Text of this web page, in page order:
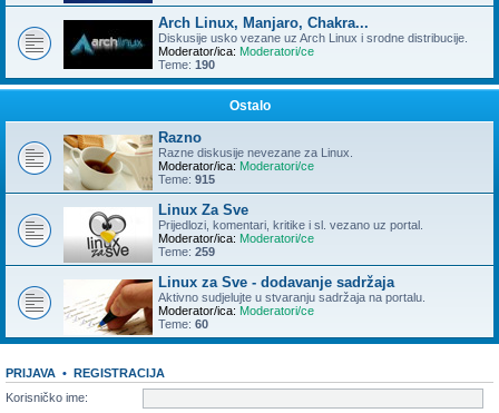
Arch Linux, Manjaro, Chakra...
Diskusije usko vezane uz Arch Linux i srodne distribucije.
Moderator/ica: Moderatori/ce
Teme: 190
Ostalo
Razno
Razne diskusije nevezane za Linux.
Moderator/ica: Moderatori/ce
Teme: 915
Linux Za Sve
Prijedlozi, komentari, kritike i sl. vezano uz portal.
Moderator/ica: Moderatori/ce
Teme: 259
Linux za Sve - dodavanje sadržaja
Aktivno sudjelujte u stvaranju sadržaja na portalu.
Moderator/ica: Moderatori/ce
Teme: 60
PRIJAVA • REGISTRACIJA
Korisničko ime: